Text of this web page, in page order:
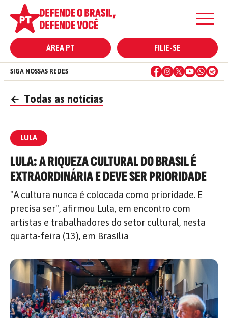
ÁREA PT FILIE-SE
SIGA NOSSAS REDES
← Todas as notícias
LULA
LULA: A RIQUEZA CULTURAL DO BRASIL É
EXTRAORDINÁRIA E DEVE SER PRIORIDADE
"A cultura nunca é colocada como prioridade. E
precisa ser", afirmou Lula, em encontro com
artistas e trabalhadores do setor cultural, nesta
quarta-feira (13), em Brasília